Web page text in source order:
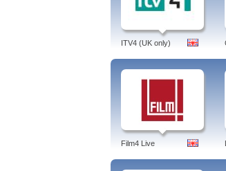
ITV4 (UK only)
Film4 Live